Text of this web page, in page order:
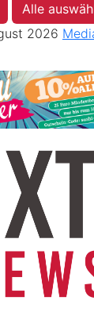
Alle
2026